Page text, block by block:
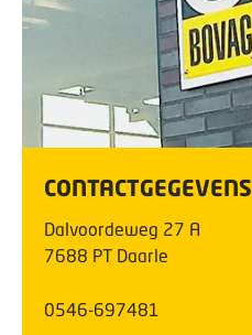
CONTACTGEGEVENS
Dalvoordeweg 27 A
7688 PT Daarle
0546-697481